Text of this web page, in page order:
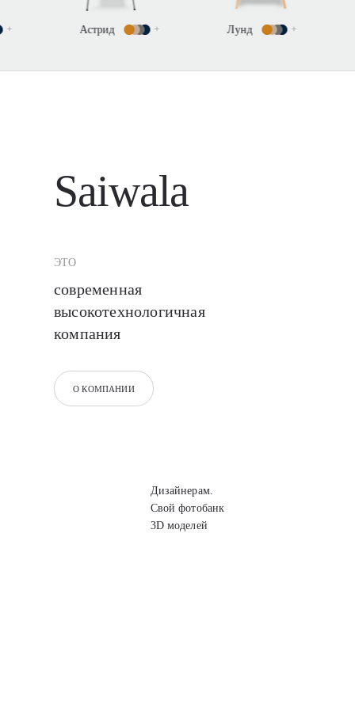
Лунд Редна
Saiwala
ЭТО
современная
высокотехнологичная
компания
О КОМПАНИИ
Дизайнерам.
Свой фотобанк
3D моделей